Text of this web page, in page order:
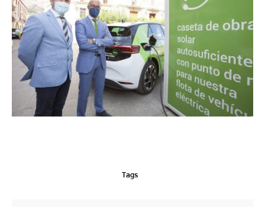
Tags